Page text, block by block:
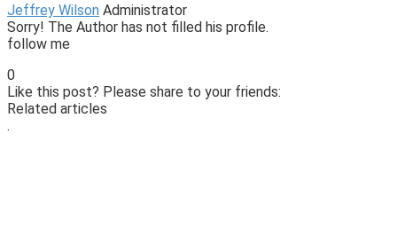
Jeffrey Wilson Administrator
Sorry! The Author has not filled his profile.
follow me
0
Like this post? Please share to your friends:
Related articles
.